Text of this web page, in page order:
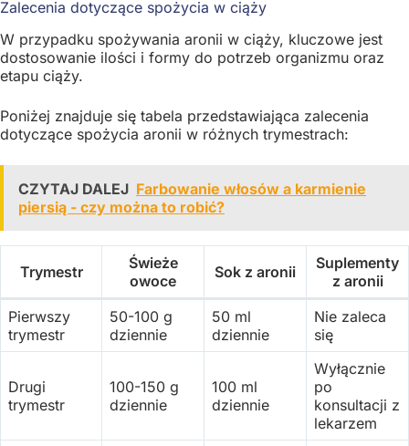
Zalecenia dotyczące spożycia w ciąży
W przypadku spożywania aronii w ciąży, kluczowe jest
dostosowanie ilości i formy do potrzeb organizmu oraz
etapu ciąży.
Poniżej znajduje się tabela przedstawiająca zalecenia
dotyczące spożycia aronii w różnych trymestrach:
CZYTAJ DALEJ Farbowanie włosów a karmienie
piersią - czy można to robić?
Trymestr
Świeże
owoce
Sok z aronii
Suplementy
z aronii
Pierwszy
trymestr
50-100 g
dziennie
50 ml
dziennie
Nie zaleca
się
Drugi
trymestr
100-150 g
dziennie
100 ml
dziennie
Wyłącznie
po
konsultacji z
lekarzem